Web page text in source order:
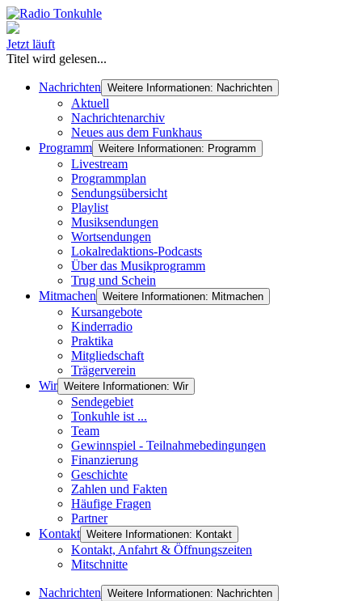
Jetzt läuft
Titel wird gelesen...
Nachrichten Weitere Informationen: Nachrichten
Aktuell
Nachrichtenarchiv
Neues aus dem Funkhaus
Programm Weitere Informationen: Programm
Livestream
Programmplan
Sendungsübersicht
Playlist
Musiksendungen
Wortsendungen
Lokalredaktions-Podcasts
Über das Musikprogramm
Trug und Schein
Mitmachen Weitere Informationen: Mitmachen
Kursangebote
Kinderradio
Praktika
Mitgliedschaft
Trägerverein
Wir Weitere Informationen: Wir
Sendegebiet
Tonkuhle ist ...
Team
Gewinnspiel - Teilnahmebedingungen
Finanzierung
Geschichte
Zahlen und Fakten
Häufige Fragen
Partner
Kontakt Weitere Informationen: Kontakt
Kontakt, Anfahrt & Öffnungszeiten
Mitschnitte
Nachrichten Weitere Informationen: Nachrichten